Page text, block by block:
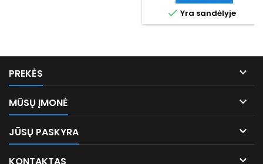
 Yra sandėlyje
PREKĖS 
MŪSŲ ĮMONĖ 
JŪSŲ PASKYRA 
